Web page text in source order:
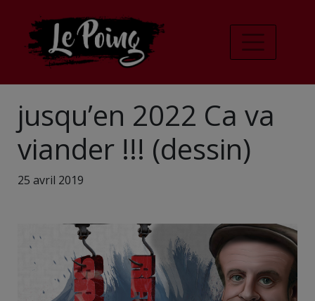
jusqu’en 2022 Ca va
viander !!! (dessin)
25 avril 2019